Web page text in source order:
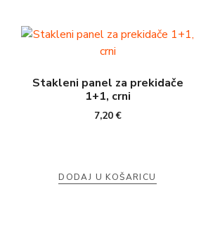
Stakleni panel za prekidače
1+1, crni
7,20€
DODAJ U KOŠARICU